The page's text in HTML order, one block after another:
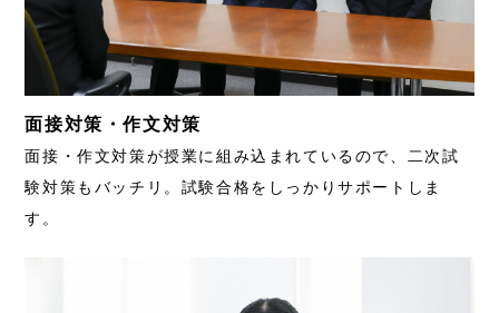
面接対策・作文対策
面接・作文対策が授業に組み込まれているので、二次試
験対策もバッチリ。試験合格をしっかりサポートしま
す。